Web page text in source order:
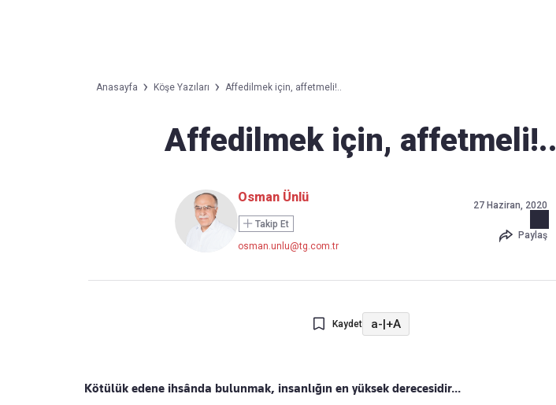
Anasayfa Köşe Yazıları Affedilmek için, affetmeli!..
Affedilmek için, affetmeli!..
Osman Ünlü
Takip Et
osman.unlu@tg.com.tr
27 Haziran, 2020
Paylaş
Kaydet a-|+A
Kötülük edene ihsânda bulunmak, insanlığın en yüksek derecesidir...